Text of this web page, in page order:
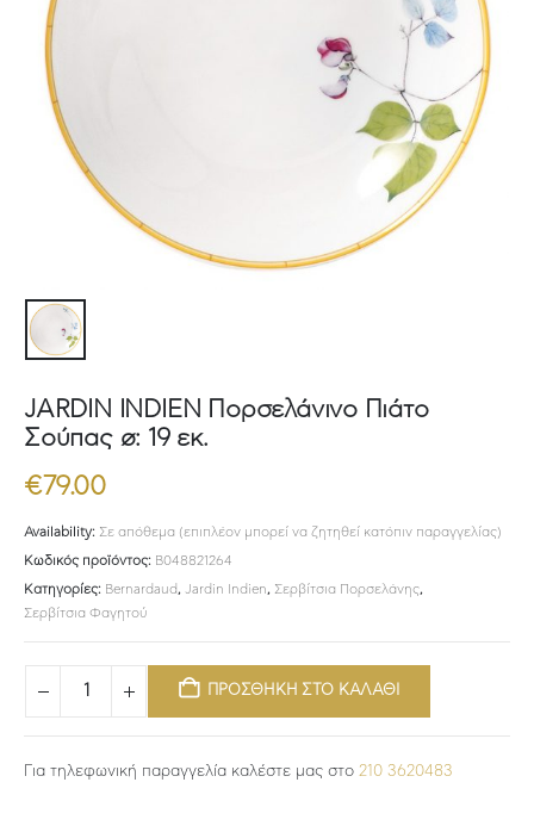
JARDIN INDIEN Πορσελάνινο Πιάτο
Σούπας ø: 19 εκ.
€79.00
Availability: Σε απόθεμα (επιπλέον μπορεί να ζητηθεί κατόπιν παραγγελίας)
Κωδικός προϊόντος: B048821264
Κατηγορίες: Bernardaud, Jardin Indien, Σερβίτσια Πορσελάνης,
Σερβίτσια Φαγητού
ΠΡΟΣΘΗΚΗ ΣΤΟ ΚΑΛΑΘΙ
Για τηλεφωνική παραγγελία καλέστε μας στο 210 3620483